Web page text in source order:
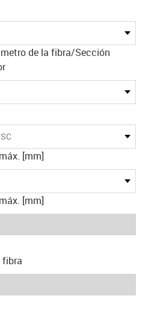
de la fibra/Sección
[mm]
[mm]
fibra